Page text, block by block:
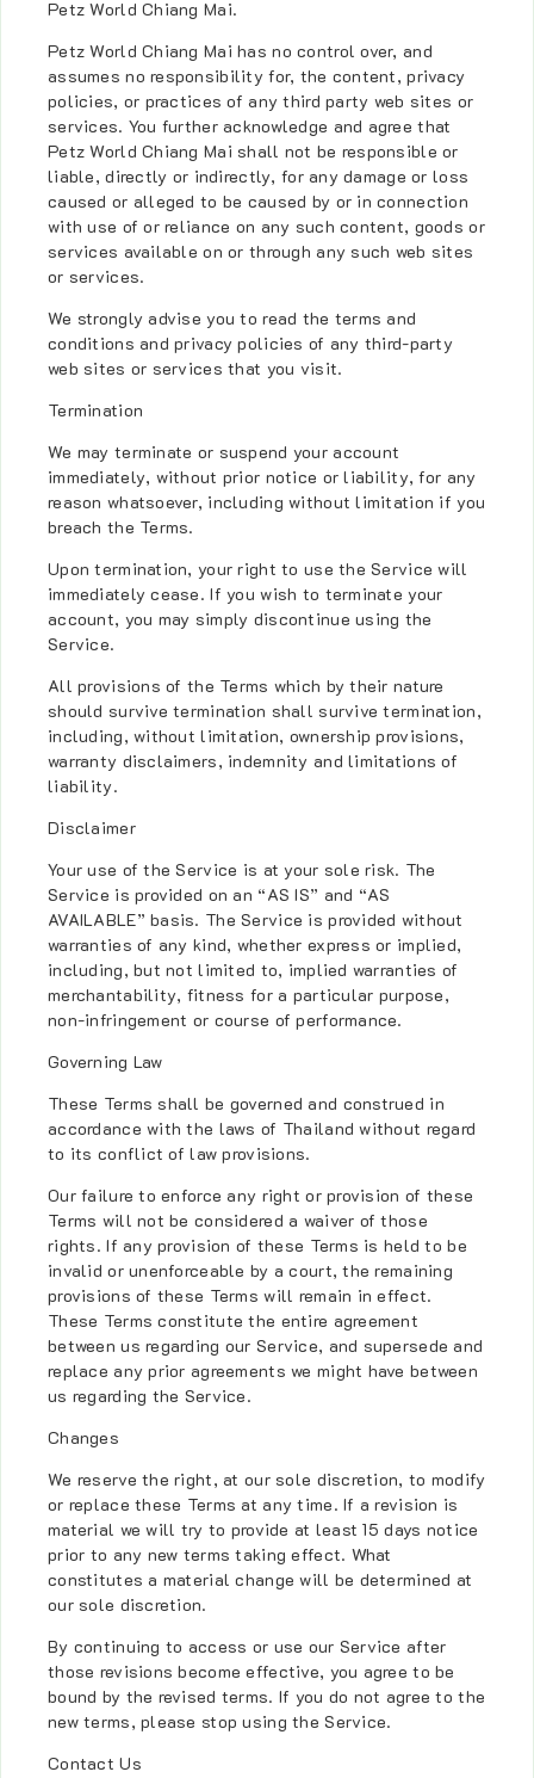
Petz World Chiang Mai.
Petz World Chiang Mai has no control over, and
assumes no responsibility for, the content, privacy
policies, or practices of any third party web sites or
services. You further acknowledge and agree that
Petz World Chiang Mai shall not be responsible or
liable, directly or indirectly, for any damage or loss
caused or alleged to be caused by or in connection
with use of or reliance on any such content, goods or
services available on or through any such web sites
or services.
We strongly advise you to read the terms and
conditions and privacy policies of any third-party
web sites or services that you visit.
Termination
We may terminate or suspend your account
immediately, without prior notice or liability, for any
reason whatsoever, including without limitation if you
breach the Terms.
Upon termination, your right to use the Service will
immediately cease. If you wish to terminate your
account, you may simply discontinue using the
Service.
All provisions of the Terms which by their nature
should survive termination shall survive termination,
including, without limitation, ownership provisions,
warranty disclaimers, indemnity and limitations of
liability.
Disclaimer
Your use of the Service is at your sole risk. The
Service is provided on an “AS IS” and “AS
AVAILABLE” basis. The Service is provided without
warranties of any kind, whether express or implied,
including, but not limited to, implied warranties of
merchantability, fitness for a particular purpose,
non-infringement or course of performance.
Governing Law
These Terms shall be governed and construed in
accordance with the laws of Thailand without regard
to its conflict of law provisions.
Our failure to enforce any right or provision of these
Terms will not be considered a waiver of those
rights. If any provision of these Terms is held to be
invalid or unenforceable by a court, the remaining
provisions of these Terms will remain in effect.
These Terms constitute the entire agreement
between us regarding our Service, and supersede and
replace any prior agreements we might have between
us regarding the Service.
Changes
We reserve the right, at our sole discretion, to modify
or replace these Terms at any time. If a revision is
material we will try to provide at least 15 days notice
prior to any new terms taking effect. What
constitutes a material change will be determined at
our sole discretion.
By continuing to access or use our Service after
those revisions become effective, you agree to be
bound by the revised terms. If you do not agree to the
new terms, please stop using the Service.
Contact Us